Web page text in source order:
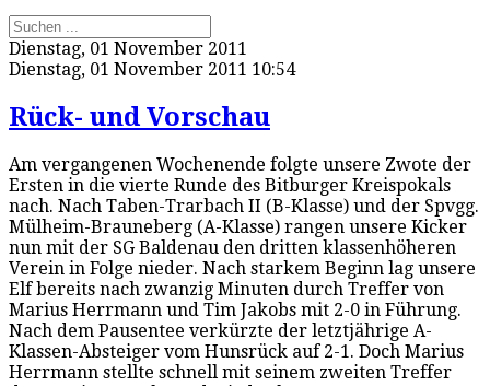
Dienstag, 01 November 2011
Dienstag, 01 November 2011 10:54
Rück- und Vorschau
Am vergangenen Wochenende folgte unsere Zwote der
Ersten in die vierte Runde des Bitburger Kreispokals
nach. Nach Taben-Trarbach II (B-Klasse) und der Spvgg.
Mülheim-Brauneberg (A-Klasse) rangen unsere Kicker
nun mit der SG Baldenau den dritten klassenhöheren
Verein in Folge nieder. Nach starkem Beginn lag unsere
Elf bereits nach zwanzig Minuten durch Treffer von
Marius Herrmann und Tim Jakobs mit 2-0 in Führung.
Nach dem Pausentee verkürzte der letztjährige A-
Klassen-Absteiger vom Hunsrück auf 2-1. Doch Marius
Herrmann stellte schnell mit seinem zweiten Treffer